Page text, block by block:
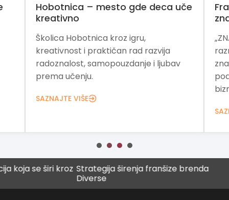
Hobotnica – mesto gde deca uče
kreativno
Školica Hobotnica kroz igru,
kreativnost i praktičan rad razvija
radoznalost, samopouzdanje i ljubav
prema učenju.
SAZNAJTE VIŠE
širi kroz Strategija širenja franšize brenda